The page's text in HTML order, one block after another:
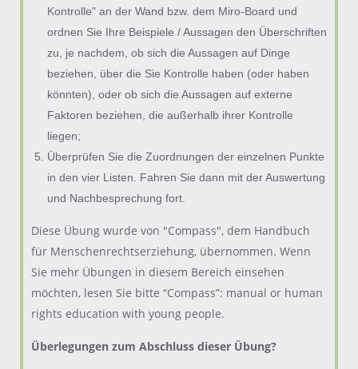
Kontrolle" an der Wand bzw. dem Miro-Board und
ordnen Sie Ihre Beispiele / Aussagen den Überschriften
zu, je nachdem, ob sich die Aussagen auf Dinge
beziehen, über die Sie Kontrolle haben (oder haben
könnten), oder ob sich die Aussagen auf externe
Faktoren beziehen, die außerhalb ihrer Kontrolle
liegen;
Überprüfen Sie die Zuordnungen der einzelnen Punkte
in den vier Listen. Fahren Sie dann mit der Auswertung
und Nachbesprechung fort.
Diese Übung wurde von "Compass", dem Handbuch
für Menschenrechtserziehung, übernommen. Wenn
Sie mehr Übungen in diesem Bereich einsehen
möchten, lesen Sie bitte “Compass”: manual or human
rights education with young people.
Überlegungen zum Abschluss dieser Übung?